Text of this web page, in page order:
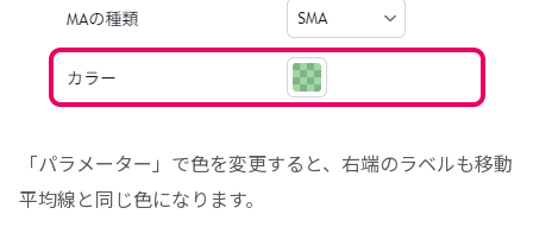
「パラメーター」で色を変更すると、右端のラベルも移動
平均線と同じ色になります。